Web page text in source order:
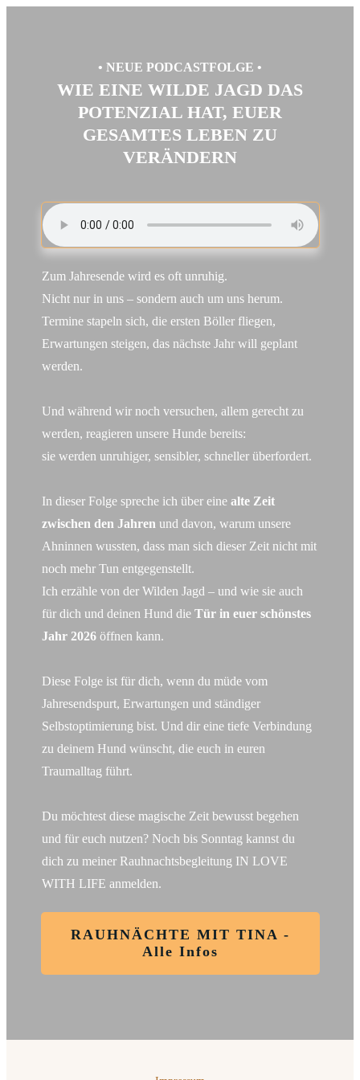
• NEUE PODCASTFOLGE •
WIE EINE WILDE JAGD DAS
POTENZIAL HAT, EUER
GESAMTES LEBEN ZU
VERÄNDERN
Zum Jahresende wird es oft unruhig.
Nicht nur in uns – sondern auch um uns herum.
Termine stapeln sich, die ersten Böller fliegen,
Erwartungen steigen, das nächste Jahr will geplant
werden.
Und während wir noch versuchen, allem gerecht zu
werden, reagieren unsere Hunde bereits:
sie werden unruhiger, sensibler, schneller überfordert.
In dieser Folge spreche ich über eine alte Zeit
zwischen den Jahren und davon, warum unsere
Ahninnen wussten, dass man sich dieser Zeit nicht mit
noch mehr Tun entgegenstellt.
Ich erzähle von der Wilden Jagd – und wie sie auch
für dich und deinen Hund die Tür in euer schönstes
Jahr 2026 öffnen kann.
Diese Folge ist für dich, wenn du müde vom
Jahresendspurt, Erwartungen und ständiger
Selbstoptimierung bist. Und dir eine tiefe Verbindung
zu deinem Hund wünscht, die euch in euren
Traumalltag führt.
Du möchtest diese magische Zeit bewusst begehen
und für euch nutzen? Noch bis Sonntag kannst du
dich zu meiner Rauhnachtsbegleitung IN LOVE
WITH LIFE anmelden.
RAUHNÄCHTE MIT TINA -
Alle Infos